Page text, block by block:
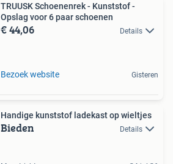
TRUUSK Schoenenrek - Kunststof -
Opslag voor 6 paar schoenen
€ 44,06 Details
Bezoek website Gisteren
Handige kunststof ladekast op wieltjes
Bieden Details